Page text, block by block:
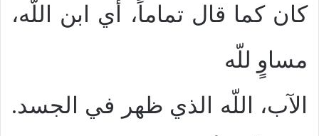
كان كما قال تماماً، أي ابن اللّه،
مساوٍ للّه
الآب، اللّه الذي ظهر في الجسد.